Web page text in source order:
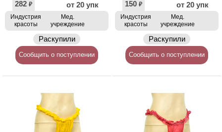
282 ₽ от 20 упк
Индустрия
красоты
Мед.
учреждение
Раскупили
Сообщить о поступлении
150 ₽ от 20 упк
Индустрия
красоты
Мед.
учреждение
Раскупили
Сообщить о поступлении